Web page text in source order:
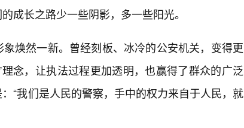
成长之路少一些阴影，多一些阳光。
焕然一新。曾经刻板、冰冷的公安机关，变得更
念，让执法过程更加透明，也赢得了群众的广泛
“我们是人民的警察，手中的权力来自于人民，就